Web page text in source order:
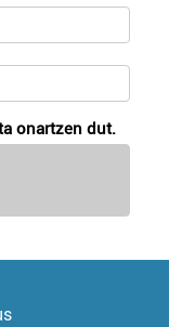
onartzen dut.